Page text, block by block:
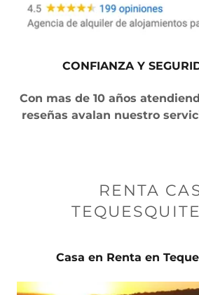
CONFIANZA Y
Con mas de 10 años
reseñas avalan nuestro
RENTA
Casa en Renta en